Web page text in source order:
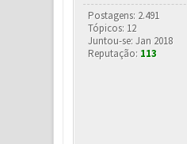
Postagens: 2.491
Tópicos: 12
Juntou-se: Jan 2018
Reputação: 113